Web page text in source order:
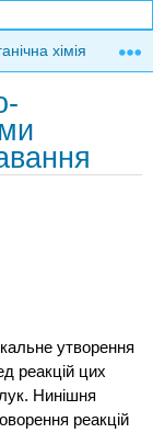
хімія
утворення
реакцій цих
Нинішня
реакцій